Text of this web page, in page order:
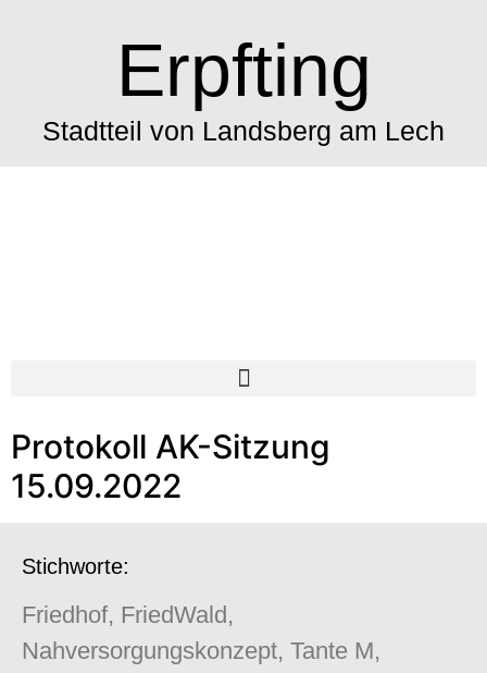
Erpfting
Stadtteil von Landsberg am Lech
Protokoll AK-Sitzung
15.09.2022
Stichworte:
Friedhof, FriedWald,
Nahversorgungskonzept, Tante M,